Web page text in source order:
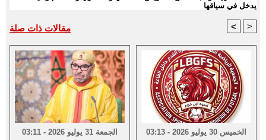
يدخل في سياقها
مقالات ذات صلة < >
الجمعة 31 يوليو 2026 - 03:11 الخميس 30 يوليو 2026 - 03:13